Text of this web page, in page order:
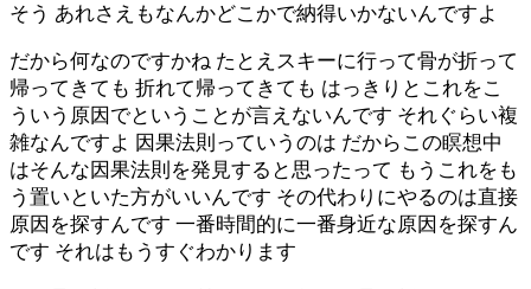
そう あれさえもなんかどこかで納得いかないんですよ
だから何なのですかね たとえスキーに行って骨が折って
帰ってきても 折れて帰ってきても はっきりとこれをこ
ういう原因でということが言えないんです それぐらい複
雑なんですよ 因果法則っていうのは だからこの瞑想中
はそんな因果法則を発見すると思ったって もうこれをも
う置いといた方がいいんです その代わりにやるのは直接
原因を探すんです 一番時間的に一番身近な原因を探すん
です それはもうすぐわかります